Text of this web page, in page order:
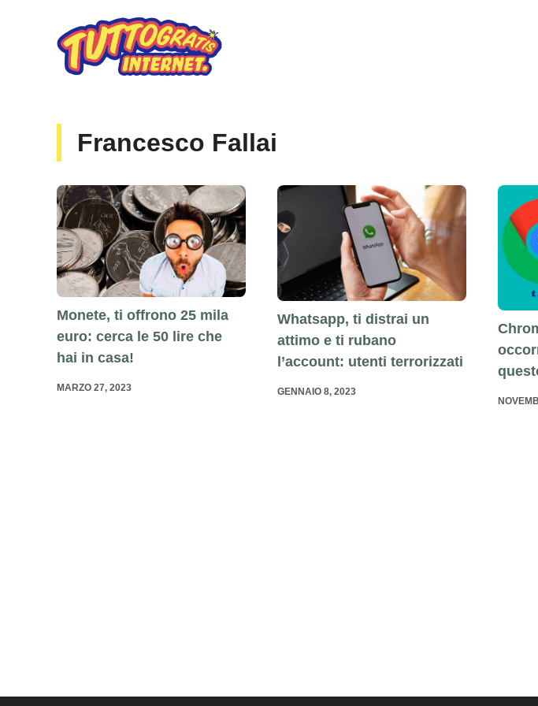
contenuto
Francesco Fallai
Monete, ti offrono 25 mila
euro: cerca le 50 lire che
hai in casa!
MARZO 27, 2023
Whatsapp, ti distrai un
attimo e ti rubano
l’account: utenti terrorizzati
GENNAIO 8, 2023